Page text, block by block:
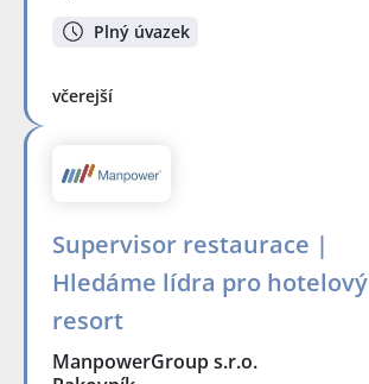
Plný úvazek
včerejší
Supervisor restaurace |
Hledáme lídra pro hotelový
resort
ManpowerGroup s.r.o.